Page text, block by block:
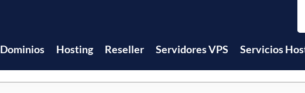
Dominios Hosting Reseller Servidores VPS Servicios